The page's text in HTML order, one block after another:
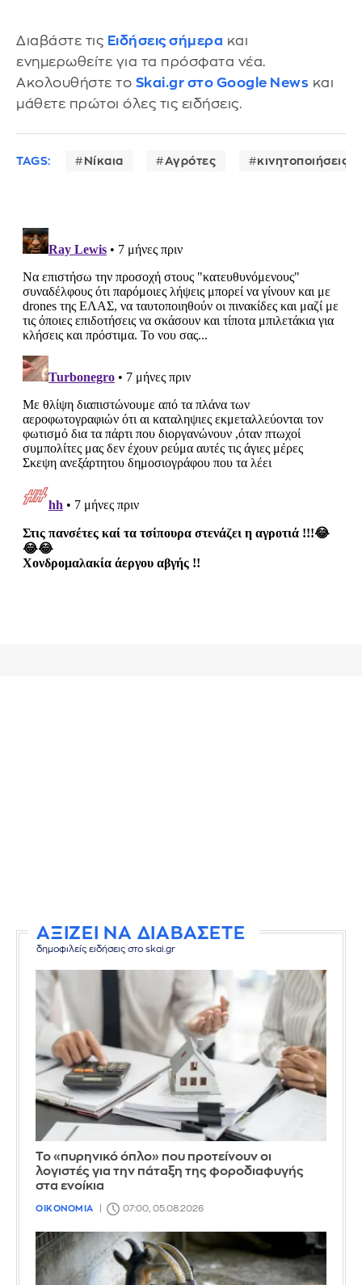
Διαβάστε τις Ειδήσεις σήμερα και
ενημερωθείτε για τα πρόσφατα νέα.
Ακολουθήστε το Skai.gr στο Google News και
μάθετε πρώτοι όλες τις ειδήσεις.
TAGS: Νίκαια Αγρότες κινητοποιήσεις
ΑΞΙΖΕΙ ΝΑ ΔΙΑΒΑΣΕΤΕ
δημοφιλείς ειδήσεις στο skai.gr
Το «πυρηνικό όπλο» που προτείνουν οι
λογιστές για την πάταξη της φοροδιαφυγής
στα ενοίκια
ΟΙΚΟΝΟΜΙΑ 07:00, 05.08.2026